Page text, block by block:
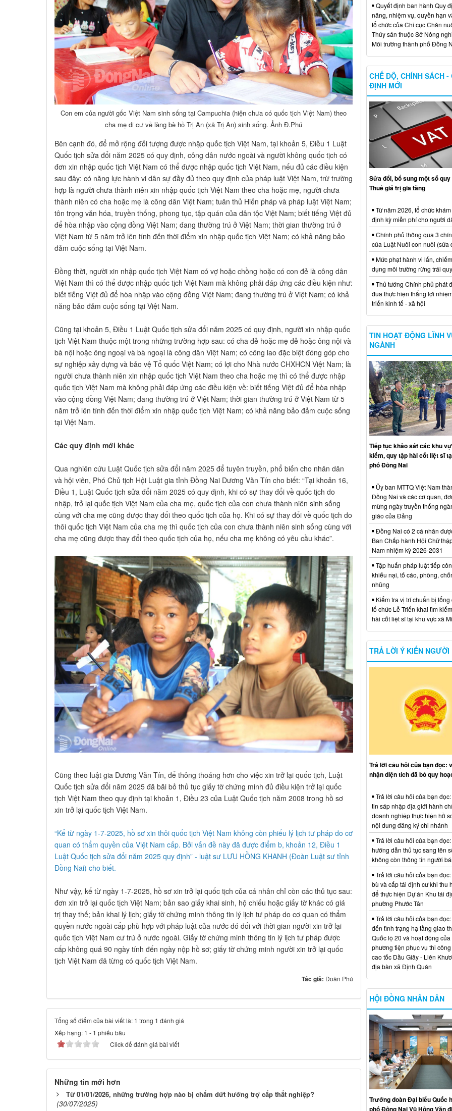
Con em của người gốc Việt Nam sinh sống tại Campuchia (hiện chưa có quốc tịch Việt Nam) theo
cha mẹ di cư về làng bè hồ Trị An (xã Trị An) sinh sống. Ảnh Đ.Phú
Bên cạnh đó, để mở rộng đối tượng được nhập quốc tịch Việt Nam, tại khoản 5, Điều 1 Luật
Quốc tịch sửa đổi năm 2025 có quy định, công dân nước ngoài và người không quốc tịch có
đơn xin nhập quốc tịch Việt Nam có thể được nhập quốc tịch Việt Nam, nếu đủ các điều kiện
sau đây: có năng lực hành vi dân sự đầy đủ theo quy định của pháp luật Việt Nam, trừ trường
hợp là người chưa thành niên xin nhập quốc tịch Việt Nam theo cha hoặc mẹ, người chưa
thành niên có cha hoặc mẹ là công dân Việt Nam; tuân thủ Hiến pháp và pháp luật Việt Nam;
tôn trọng văn hóa, truyền thống, phong tục, tập quán của dân tộc Việt Nam; biết tiếng Việt đủ
để hòa nhập vào cộng đồng Việt Nam; đang thường trú ở Việt Nam; thời gian thường trú ở
Việt Nam từ 5 năm trở lên tính đến thời điểm xin nhập quốc tịch Việt Nam; có khả năng bảo
đảm cuộc sống tại Việt Nam.
Đồng thời, người xin nhập quốc tịch Việt Nam có vợ hoặc chồng hoặc có con đẻ là công dân
Việt Nam thì có thể được nhập quốc tịch Việt Nam mà không phải đáp ứng các điều kiện như:
biết tiếng Việt đủ để hòa nhập vào cộng đồng Việt Nam; đang thường trú ở Việt Nam; có khả
năng bảo đảm cuộc sống tại Việt Nam.
Cũng tại khoản 5, Điều 1 Luật Quốc tịch sửa đổi năm 2025 có quy định, người xin nhập quốc
tịch Việt Nam thuộc một trong những trường hợp sau: có cha đẻ hoặc mẹ đẻ hoặc ông nội và
bà nội hoặc ông ngoại và bà ngoại là công dân Việt Nam; có công lao đặc biệt đóng góp cho
sự nghiệp xây dựng và bảo vệ Tổ quốc Việt Nam; có lợi cho Nhà nước CHXHCN Việt Nam; là
người chưa thành niên xin nhập quốc tịch Việt Nam theo cha hoặc mẹ thì có thể được nhập
quốc tịch Việt Nam mà không phải đáp ứng các điều kiện về: biết tiếng Việt đủ để hòa nhập
vào cộng đồng Việt Nam; đang thường trú ở Việt Nam; thời gian thường trú ở Việt Nam từ 5
năm trở lên tính đến thời điểm xin nhập quốc tịch Việt Nam; có khả năng bảo đảm cuộc sống
tại Việt Nam.
Các quy định mới khác
Qua nghiên cứu Luật Quốc tịch sửa đổi năm 2025 để tuyên truyền, phổ biến cho nhân dân
và hội viên, Phó Chủ tịch Hội Luật gia tỉnh Đồng Nai Dương Văn Tín cho biết: “Tại khoản 16,
Điều 1, Luật Quốc tịch sửa đổi năm 2025 có quy định, khi có sự thay đổi về quốc tịch do
nhập, trở lại quốc tịch Việt Nam của cha mẹ, quốc tịch của con chưa thành niên sinh sống
cùng với cha mẹ cũng được thay đổi theo quốc tịch của họ. Khi có sự thay đổi về quốc tịch do
thôi quốc tịch Việt Nam của cha mẹ thì quốc tịch của con chưa thành niên sinh sống cùng với
cha mẹ cũng được thay đổi theo quốc tịch của họ, nếu cha mẹ không có yêu cầu khác”.
Cũng theo luật gia Dương Văn Tín, để thông thoáng hơn cho việc xin trở lại quốc tịch, Luật
Quốc tịch sửa đổi năm 2025 đã bãi bỏ thủ tục giấy tờ chứng minh đủ điều kiện trở lại quốc
tịch Việt Nam theo quy định tại khoản 1, Điều 23 của Luật Quốc tịch năm 2008 trong hồ sơ
xin trở lại quốc tịch Việt Nam.
“Kể từ ngày 1-7-2025, hồ sơ xin thôi quốc tịch Việt Nam không còn phiếu lý lịch tư pháp do cơ
quan có thẩm quyền của Việt Nam cấp. Bởi vấn đề này đã được điểm b, khoản 12, Điều 1
Luật Quốc tịch sửa đổi năm 2025 quy định” - luật sư LƯU HỒNG KHANH (Đoàn Luật sư tỉnh
Đồng Nai) cho biết.
Như vậy, kể từ ngày 1-7-2025, hồ sơ xin trở lại quốc tịch của cá nhân chỉ còn các thủ tục sau:
đơn xin trở lại quốc tịch Việt Nam; bản sao giấy khai sinh, hộ chiếu hoặc giấy tờ khác có giá
trị thay thế; bản khai lý lịch; giấy tờ chứng minh thông tin lý lịch tư pháp do cơ quan có thẩm
quyền nước ngoài cấp phù hợp với pháp luật của nước đó đối với thời gian người xin trở lại
quốc tịch Việt Nam cư trú ở nước ngoài. Giấy tờ chứng minh thông tin lý lịch tư pháp được
cấp không quá 90 ngày tính đến ngày nộp hồ sơ; giấy tờ chứng minh người xin trở lại quốc
tịch Việt Nam đã từng có quốc tịch Việt Nam.
Tác giả: Đoàn Phú
Tổng số điểm của bài viết là: 1 trong 1 đánh giá
Xếp hạng: 1 - 1 phiếu bầu
Click để đánh giá bài viết
Những tin mới hơn
Từ 01/01/2026, những trường hợp nào bị chấm dứt hưởng trợ cấp thất nghiệp?
(30/07/2025)
Quyết định ban hành Quy
năng, nhiệm vụ, quyền hạn
tổ chức của Chi cục Chăn
Thủy sản thuộc Sở Nông
Môi trường thành phố Đồng
CHẾ ĐỘ, CHÍNH SÁCH -
ĐỊNH MỚI
Sửa đổi, bổ sung một số
Thuế giá trị gia tăng
Từ năm 2026, tổ chức
định kỳ miễn phí cho người
Chính phủ thông qua 3
của Luật Nuôi con nuôi (sửa
Mức phạt hành vi lấn,
dụng môi trường rừng trái
Thủ tướng Chính phủ phát
đua thực hiện thắng lợi
triển kinh tế - xã hội
TIN HOẠT ĐỘNG LĨNH
NGÀNH
Tiếp tục khảo sát các khu
kiếm, quy tập hài cốt liệt sĩ
phố Đồng Nai
Ủy ban MTTQ Việt Nam
Đồng Nai và các cơ quan,
mừng ngày truyền thống
giáo của Đảng
Đồng Nai có 2 cá nhân
Ban Chấp hành Hội Chữ
Nam nhiệm kỳ 2026-2031
Tập huấn pháp luật tiếp
khiếu nại, tố cáo, phòng,
nhũng
Kiểm tra vị trí chuẩn bị tổng
tổ chức Lễ Triển khai tìm
hài cốt liệt sĩ tại khu vực xã
TRẢ LỜI Ý KIẾN NGƯỜI
Trả lời câu hỏi của bạn đọc:
nhận diện tích đã bỏ quy
Trả lời câu hỏi của bạn
tin sáp nhập địa giới hành
doanh nghiệp thực hiện hồ
nội dung đăng ký chi nhánh
Trả lời câu hỏi của bạn
hướng dẫn thủ tục sang tên
không còn thông tin người
Trả lời câu hỏi của bạn
bù và cấp tái định cư khi thu
để thực hiện Dự án Khu tái
phường Phước Tân
Trả lời câu hỏi của bạn
đến tình trạng hạ tầng giao
Quốc lộ 20 và hoạt động của
phương tiện phục vụ thi
cao tốc Dầu Giây - Liên
địa bàn xã Định Quán
HỘI ĐỒNG NHÂN DÂN
Trưởng đoàn Đại biểu Quốc
phố Đồng Nai Vũ Hồng Văn